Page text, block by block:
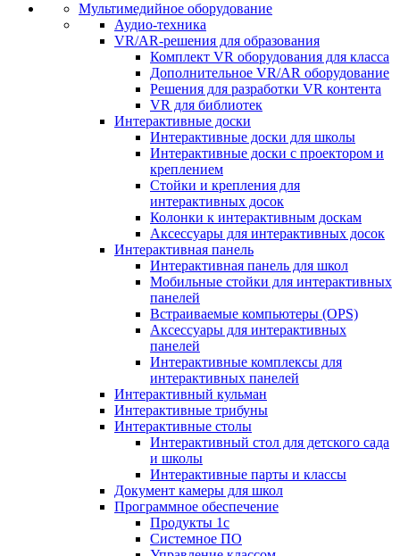
Мультимедийное оборудование
Аудио-техника
VR/AR-решения для образования
Комплект VR оборудования для класса
Дополнительное VR/AR оборудование
Решения для разработки VR контента
VR для библиотек
Интерактивные доски
Интерактивные доски для школы
Интерактивные доски с проектором и
креплением
Стойки и крепления для
интерактивных досок
Колонки к интерактивным доскам
Аксессуары для интерактивных досок
Интерактивная панель
Интерактивная панель для школ
Мобильные стойки для интерактивных
панелей
Встраиваемые компьютеры (OPS)
Аксессуары для интерактивных
панелей
Интерактивные комплексы для
интерактивных панелей
Интерактивный кульман
Интерактивные трибуны
Интерактивные столы
Интерактивный стол для детского сада
и школы
Интерактивные парты и классы
Документ камеры для школ
Программное обеспечение
Продукты 1с
Системное ПО